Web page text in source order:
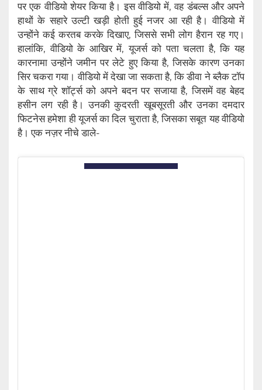
पर एक वीडियो शेयर किया है। इस वीडियो में, वह डंबल्स और अपने
हाथों के सहारे उल्टी खड़ी होती हुई नजर आ रही है। वीडियो में
उन्होंने कई करतब करके दिखाए, जिससे सभी लोग हैरान रह गए।
हालांकि, वीडियो के आखिर में, यूजर्स को पता चलता है, कि यह
कारनामा उन्होंने जमीन पर लेटे हुए किया है, जिसके कारण उनका
सिर चकरा गया। वीडियो में देखा जा सकता है, कि डीवा ने ब्लैक टॉप
के साथ ग्रे शॉर्ट्स को अपने बदन पर सजाया है, जिसमें वह बेहद
हसीन लग रही है। उनकी कुदरती खूबसूरती और उनका दमदार
फिटनेस हमेशा ही यूजर्स का दिल चुराता है, जिसका सबूत यह वीडियो
है। एक नज़र नीचे डाले-